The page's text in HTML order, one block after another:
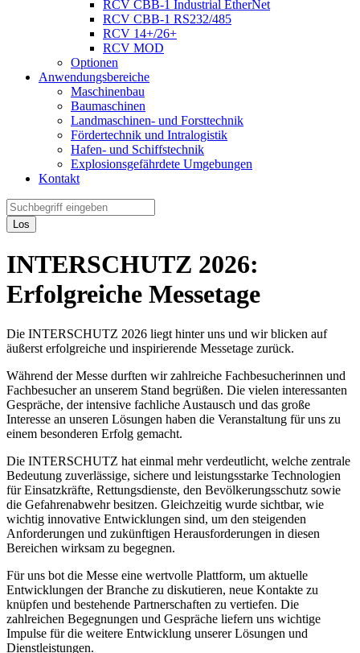
RCV CBB-1 Industrial EtherNet
RCV CBB-1 RS232/485
RCV 14+/26+
RCV MOD
Optionen
Anwendungsbereiche
Maschinenbau
Baumaschinen
Landmaschinen- und Forsttechnik
Fördertechnik und Intralogistik
Hafen- und Schiffstechnik
Explosionsgefährdete Umgebungen
Kontakt
Los
INTERSCHUTZ 2026:
Erfolgreiche Messetage
Die INTERSCHUTZ 2026 liegt hinter uns und wir blicken auf
äußerst erfolgreiche und inspirierende Messetage zurück.
Während der Messe durften wir zahlreiche Fachbesucherinnen und
Fachbesucher an unserem Stand begrüßen. Die vielen interessanten
Gespräche, der intensive fachliche Austausch und das große
Interesse an unseren Lösungen haben die Veranstaltung für uns zu
einem besonderen Erfolg gemacht.
Die INTERSCHUTZ hat einmal mehr verdeutlicht, welche zentrale
Bedeutung zuverlässige, sichere und leistungsstarke Technologien
für Einsatzkräfte, Rettungsdienste, den Bevölkerungsschutz sowie
die Gefahrenabwehr besitzen. Gleichzeitig wurde sichtbar, wie
wichtig innovative Entwicklungen sind, um den steigenden
Anforderungen und zukünftigen Herausforderungen in diesen
Bereichen wirksam zu begegnen.
Für uns bot die Messe eine wertvolle Plattform, um aktuelle
Entwicklungen der Branche zu diskutieren, neue Kontakte zu
knüpfen und bestehende Partnerschaften zu vertiefen. Die
zahlreichen Begegnungen und Gespräche liefern uns wichtige
Impulse für die weitere Entwicklung unserer Lösungen und
Dienstleistungen.